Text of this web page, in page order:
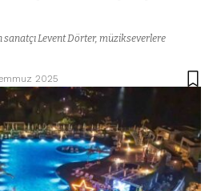
sanatçı Levent Dörter, müzikseverlere
2025